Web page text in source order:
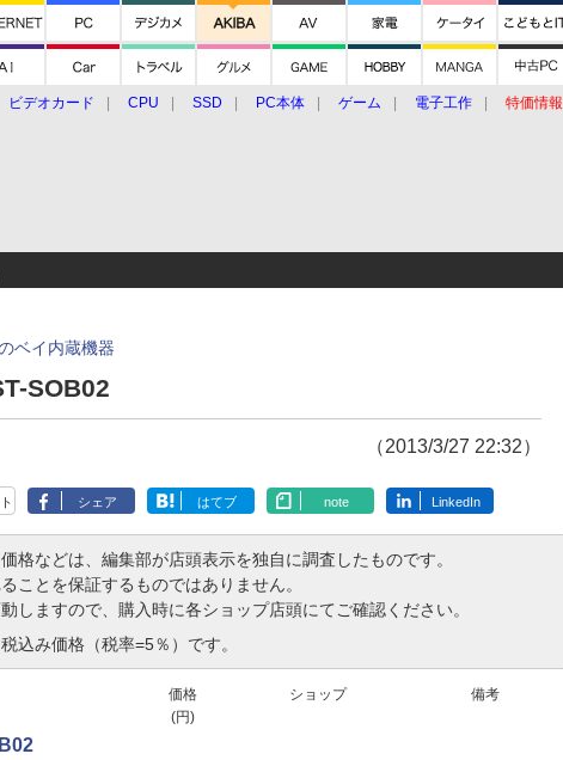
ビデオカード CPU SSD PC本体 ゲーム 電子工作 特価情報
ベイ内蔵機器
SOB02
（2013/3/27 22:32）
シェア はてブ note LinkedIn
格などは、編集部が店頭表示を独自に調査したものです。
ことを保証するものではありません。
しますので、購入時に各ショップ店頭にてご確認ください。
込み価格（税率=5％）です。
価格
(円)
ショップ 備考